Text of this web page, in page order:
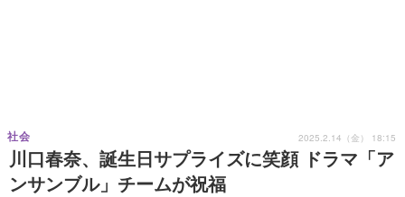
川口春奈、誕生日サプライズに笑顔 ドラマ「ア
ンサンブル」チームが祝福
社会 2025.2.14（金） 18:15